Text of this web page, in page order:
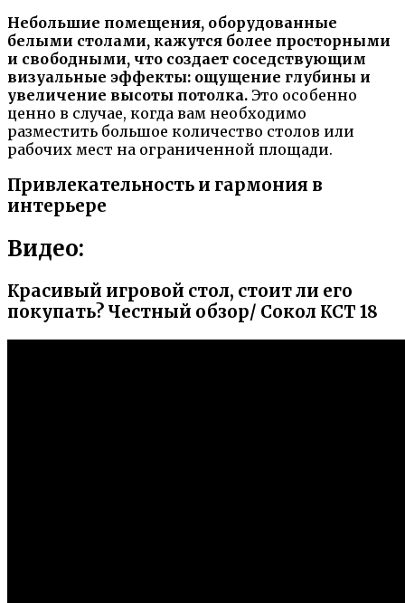
Небольшие помещения, оборудованные
белыми столами, кажутся более просторными
и свободными, что создает соседствующим
визуальные эффекты: ощущение глубины и
увеличение высоты потолка. Это особенно
ценно в случае, когда вам необходимо
разместить большое количество столов или
рабочих мест на ограниченной площади.
Привлекательность и гармония в
интерьере
Видео:
Красивый игровой стол, стоит ли его
покупать? Честный обзор/ Сокол КСТ 18